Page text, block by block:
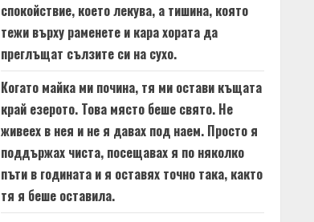
спокойствие, което лекува, а тишина, която
тежи върху раменете и кара хората да
преглъщат сълзите си на сухо.
Когато майка ми почина, тя ми остави къщата
край езерото. Това място беше свято. Не
живеех в нея и не я давах под наем. Просто я
поддържах чиста, посещавах я по няколко
пъти в годината и я оставях точно така, както
тя я беше оставила.